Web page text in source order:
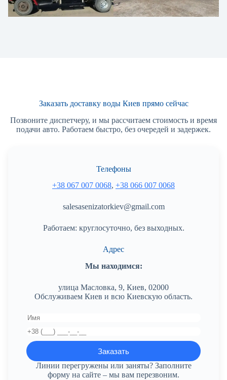
Заказать доставку воды Киев прямо сейчас
Позвоните диспетчеру, и мы рассчитаем стоимость и время
подачи авто. Работаем быстро, без очередей и задержек.
Телефоны
+38 067 007 0068, +38 066 007 0068
salesasenizatorkiev@gmail.com
Работаем: круглосуточно, без выходных.
Адрес
Мы находимся:
улица Масловка, 9, Киев, 02000
Обслуживаем Киев и всю Киевскую область.
Линии перегружены или заняты? Заполните
форму на сайте – мы вам перезвоним.